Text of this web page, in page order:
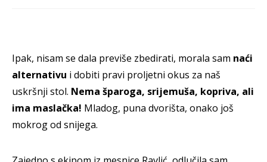
Ipak, nisam se dala previše zbedirati, morala sam naći
alternativu i dobiti pravi proljetni okus za naš
uskršnji stol. Nema šparoga, srijemuša, kopriva, ali
ima maslačka! Mladog, puna dvorišta, onako još
mokrog od snijega.